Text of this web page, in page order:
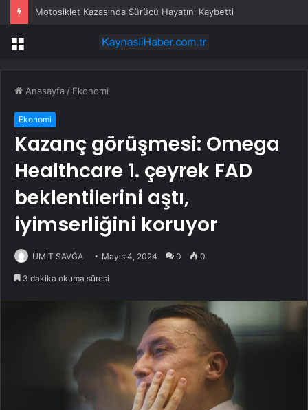
Motosiklet Kazasında Sürücü Hayatını Kaybetti
Menü
Anasayfa / Ekonomi
Ekonomi
Kazanç görüşmesi: Omega
Healthcare 1. çeyrek FAD
beklentilerini aştı,
iyimserliğini koruyor
ÜMİT SAVĞA Mayıs 4, 2024 0 0
3 dakika okuma süresi